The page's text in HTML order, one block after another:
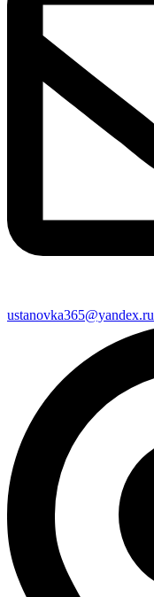
ustanovka365@yandex.ru